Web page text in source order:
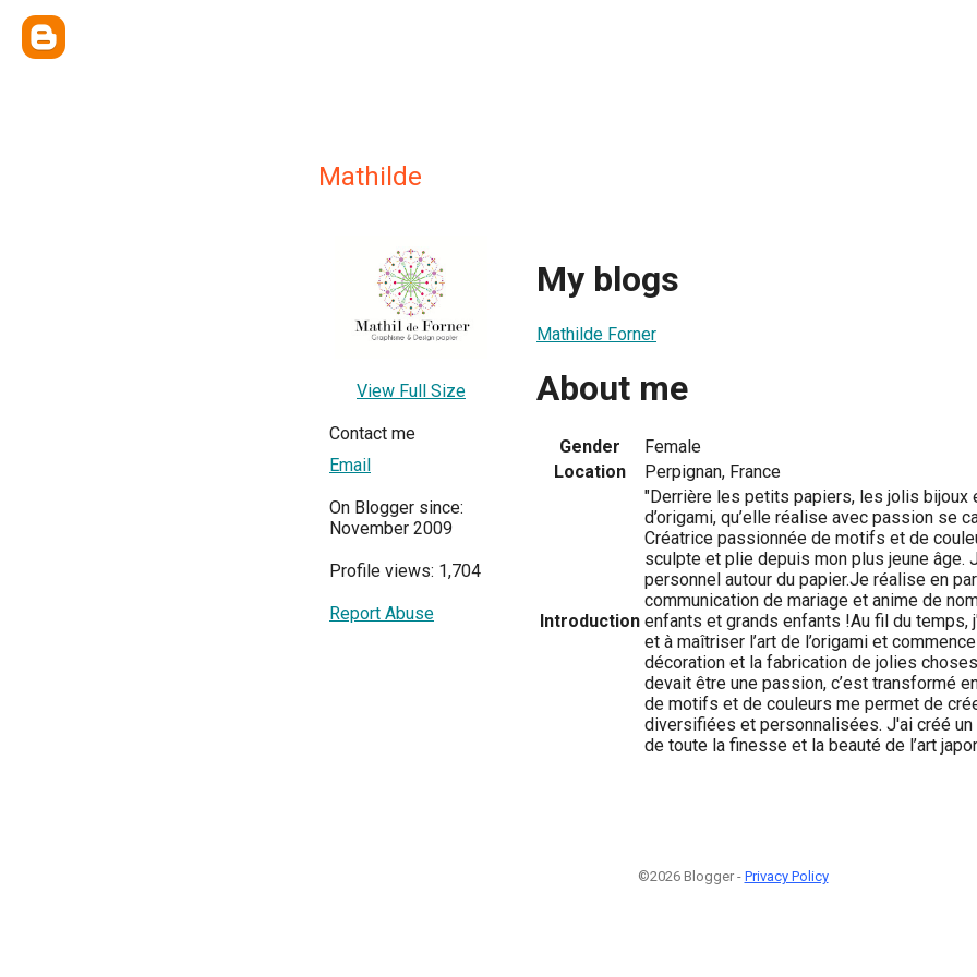
Mathilde
View Full Size
Contact me
Email
On Blogger since:
November 2009
Profile views: 1,704
Report Abuse
My blogs
Mathilde Forner
About me
Gender
Female
Location
Perpignan, France
Introduction
"Derrière les petits papiers, les jolis bijoux
d’origami, qu’elle réalise avec passion se
Créatrice passionnée de motifs et de
sculpte et plie depuis mon plus jeune âge.
personnel autour du papier.Je réalise en
communication de mariage et anime de
enfants et grands enfants !Au fil du temps,
et à maîtriser l’art de l’origami et
décoration et la fabrication de jolies
devait être une passion, c’est transformé
de motifs et de couleurs me permet de
diversifiées et personnalisées. J'ai créé
de toute la finesse et la beauté de l’art
©2026 Blogger - Privacy Policy